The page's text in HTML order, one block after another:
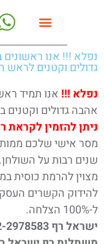
!!! אנו ראשונים
וקטנים לראש
!!!אנו תמיד
גדולים וקטנים
להזמין לקראת
אישי שלכם ממותג
רבות על השולחן.
להרמת כוסית
הקשרים העסקיים
052-2978583